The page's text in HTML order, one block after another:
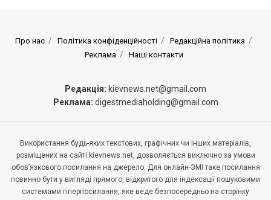
Про нас Політика конфіденційності
Редакційна політика
Реклама
Наші контакти
Редакція: kievnews.net@gmail.com
Реклама: digestmediaholding@gmail.com
Використання будь-яких текстових, графічних чи інших матеріалів,
розміщених на сайті kievnews.net, дозволяється виключно за умови
обов’язкового посилання на джерело. Для онлайн-ЗМІ таке посилання
повинно бути у вигляді прямого, відкритого для індексації пошуковими
системами гіперпосилання, яке веде безпосередньо на сторінку